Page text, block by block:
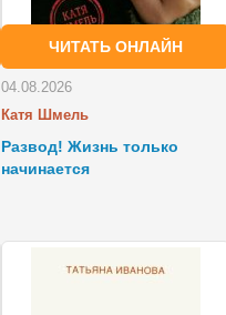
ЧИТАТЬ ОНЛАЙН
04.08.2026
Катя Шмель
Развод! Жизнь только
начинается